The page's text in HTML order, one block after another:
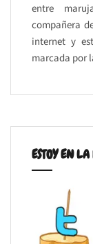
entre
compañera
internet y
marcada por
ESTOY EN LA